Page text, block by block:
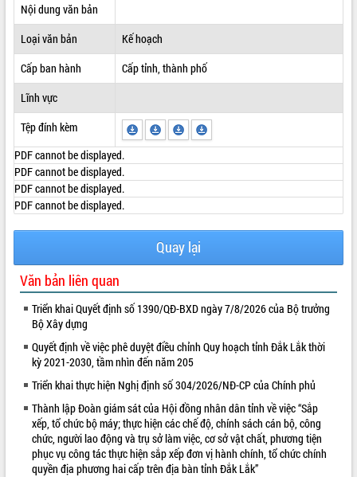
QUY HOẠCH - KẾ HOẠCH
Không có file video nào để phát.
ALBUM ẢNH
Nội dung văn bản
Loại văn bản
Kế hoạch
Cấp ban hành
Cấp tỉnh, thành phố
Lĩnh vực
Tệp đính kèm
PDF cannot be displayed.
PDF cannot be displayed.
PDF cannot be displayed.
PDF cannot be displayed.
Quay lại
Văn bản liên quan
Triển khai Quyết định số 1390/QĐ-BXD ngày 7/8/2026 của Bộ trưởng
Bộ Xây dựng
Quyết định về việc phê duyệt điều chỉnh Quy hoạch tỉnh Đắk Lắk thời
kỳ 2021-2030, tầm nhìn đến năm 205
Triển khai thực hiện Nghị định số 304/2026/NĐ-CP của Chính phủ
Thành lập Đoàn giám sát của Hội đồng nhân dân tỉnh về việc “Sắp
xếp, tổ chức bộ máy; thực hiện các chế độ, chính sách cán bộ, công
chức, người lao động và trụ sở làm việc, cơ sở vật chất, phương tiện
phục vụ công tác thực hiện sắp xếp đơn vị hành chính, tổ chức chính
quyền địa phương hai cấp trên địa bàn tỉnh Đắk Lắk”